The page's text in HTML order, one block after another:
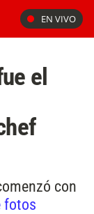
EN VIVO
el
con
fotos